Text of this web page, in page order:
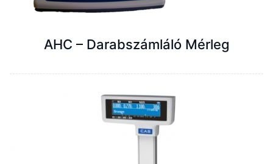
AHC – Darabszámláló Mérleg